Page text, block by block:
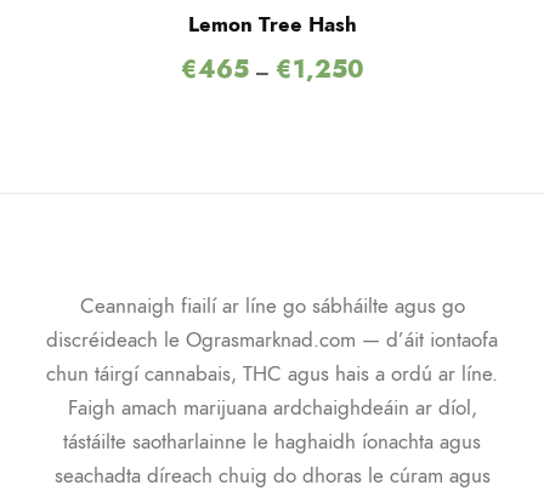
Lemon Tree Hash
€465– €1,250
Ceannaigh fiailí ar líne go sábháilte agus go
discréideach le Ograsmarknad.com — d’áit iontaofa
chun táirgí cannabais, THC agus hais a ordú ar líne.
Faigh amach marijuana ardchaighdeáin ar díol,
tástáilte saotharlainne le haghaidh íonachta agus
seachadta díreach chuig do dhoras le cúram agus